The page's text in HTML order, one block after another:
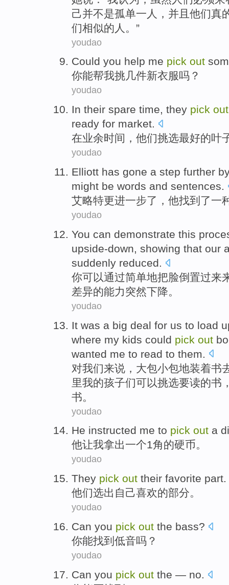
己并不是孤单一人，并且他们真
们相似的人。”
youdao
Could you help me pick out
你能帮我挑几件新衣服吗？
youdao
In their spare time, they pick out
ready for market.
在业余时间 ， 他们挑选最好的叶
youdao
Elliott has gone a step further
might be words and sentences.
艾略特更进一步了， 他找到 了一
youdao
You can demonstrate this
upside-down, showing that our
suddenly reduced.
你可以通过简单地把脸倒置过来
差异的能力突然下降。
youdao
It was a big deal for us to load
where my kids could pick out
wanted me to read to them
对我们来说 ，大包小包地装着书
里我的孩子们可以挑选要读的书
书。
youdao
He instructed me to pick out a
他让我拿出一个1角的硬币。
youdao
They pick out their favorite part.
他们选出 自己喜欢的部分。
youdao
Can you pick out the bass?
你能找到 低音吗？
youdao
Can you pick out the — no.